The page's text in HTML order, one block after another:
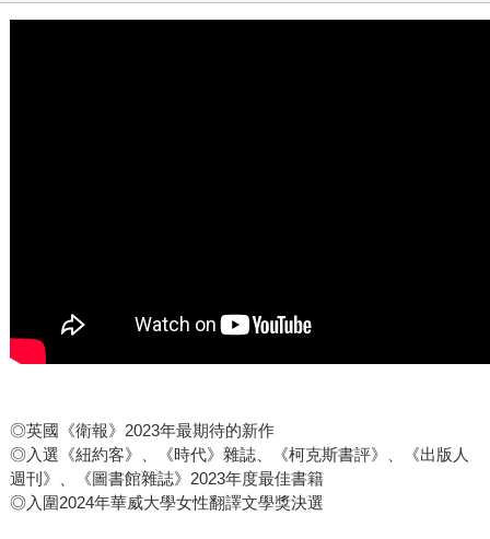
為名對濟州市民進行無差別血腥鎮壓。當時規定，凡在距離
善一場突如其來的斷指意外，連結至仁善母親的家族傷痛，
進而揭露一場屠殺，是如何重擊那個年代下的人們。 韓江
難以治癒的政治創傷；抑或以「幻肢痛」隱喻失去至親無法
痊癒的傷痛；更用雪的意象象徵生死，如慶荷在濟州經歷的
那場暴雪，宛如跨越生死邊界，微妙鏡射現實，種種抽象意
念在文字中具體成形。 《永不告別》是一場跨過世代，穿
◎英國《衛報》2023年最期待的新作
◎入選《紐約客》、《時代》雜誌、《柯克斯書評》、《出版人
週刊》、《圖書館雜誌》2023年度最佳書籍
◎入圍2024年華威大學女性翻譯文學獎決選